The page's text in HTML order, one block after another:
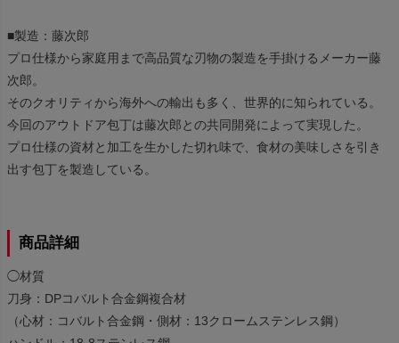
■製造：藤次郎
プロ仕様から家庭用まで高品質な刃物の製造を手掛けるメーカー藤
次郎。
そのクオリティから海外への輸出も多く、世界的に知られている。
今回のアウトドア包丁は藤次郎との共同開発によって実現した。
プロ仕様の資材と加工を生かした切れ味で、食材の美味しさを引き
出す包丁を製造している。
商品詳細
◯材質
刀身：DPコバルト合金鋼複合材
（心材：コバルト合金鋼・側材：13クロームステンレス鋼）